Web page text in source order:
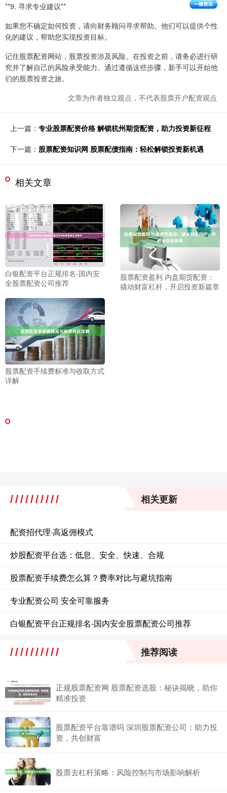
**9. 寻求专业建议**
如果您不确定如何投资，请向财务顾问寻求帮助。他们可以提供个性
化的建议，帮助您实现投资目标。
记住股票配资网站，股票投资涉及风险。在投资之前，请务必进行研
究并了解自己的风险承受能力。通过遵循这些步骤，新手可以开始他
们的股票投资之旅。
文章为作者独立观点，不代表股票开户配资观点
上一篇： 专业股票配资价格 解锁杭州期货配资，助力投资新征程
下一篇： 股票配资知识网 股票配债指南：轻松解锁投资新机遇
相关文章
白银配资平台正规排名-国内安
全股票配资公司推荐
股票配资盈利 内盘期货配资：
撬动财富杠杆，开启投资新篇章
股票配资手续费标准与收取方式
详解
相关更新
配资招代理·高返佣模式
炒股配资平台选：低息、安全、快速、合规
股票配资手续费怎么算？费率对比与避坑指南
专业配资公司 安全可靠服务
白银配资平台正规排名-国内安全股票配资公司推荐
推荐阅读
正规股票配资网 股票配资选股：秘诀揭晓，助你
精准投资
股票配资平台靠谱吗 深圳股票配资公司：助力投
资，共创财富
股票去杠杆策略：风险控制与市场影响解析